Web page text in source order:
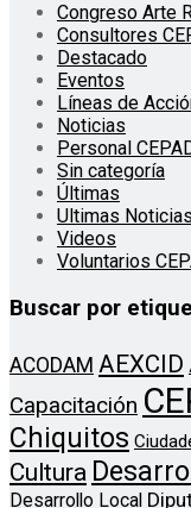
Congreso Arte
Consultores
Destacado
Eventos
Líneas de
Noticias
Personal
Sin categoría
Últimas
Ultimas Noticias
Videos
Voluntarios
Buscar por
ACODAM AEXCID
Capacitación
Chiquitos
Cultura
Desarrollo Local